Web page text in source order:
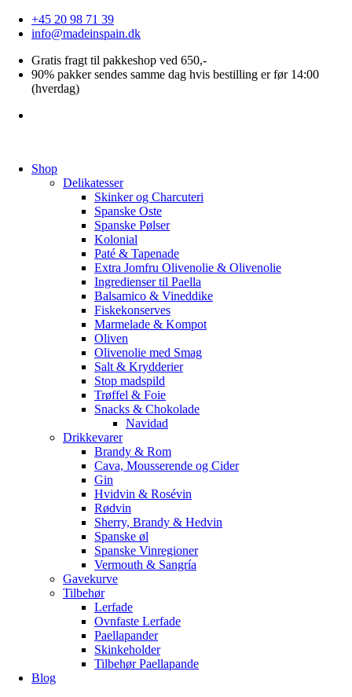
Videre+45 20 98 71 39
info@madeinspain.dk
Gratis fragt til pakkeshop ved 650,-
90% pakker sendes samme dag hvis bestilling er før 14:00
(hverdag)
Shop
Delikatesser
Skinker og Charcuteri
Spanske Oste
Spanske Pølser
Kolonial
Paté & Tapenade
Extra Jomfru Olivenolie & Olivenolie
Ingredienser til Paella
Balsamico & Vineddike
Fiskekonserves
Marmelade & Kompot
Oliven
Olivenolie med Smag
Salt & Krydderier
Stop madspild
Trøffel & Foie
Snacks & Chokolade
Navidad
Drikkevarer
Brandy & Rom
Cava, Mousserende og Cider
Gin
Hvidvin & Rosévin
Rødvin
Sherry, Brandy & Hedvin
Spanske øl
Spanske Vinregioner
Vermouth & Sangría
Gavekurve
Tilbehør
Lerfade
Ovnfaste Lerfade
Paellapander
Skinkeholder
Tilbehør Paellapande
Blog